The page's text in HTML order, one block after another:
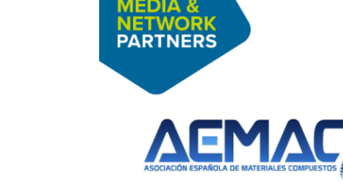
más
grande